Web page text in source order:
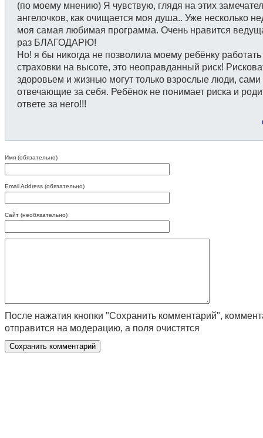
(по моему мнению) Я чувствую, глядя на этих
ангелочков, как очищается моя душа.. Уже несколько
моя самая любимая программа. Очень нравится
раз БЛАГОДАРЮ!
Но! я бы никогда не позволила моему ребёнку работать
страховки на высоте, это неоправданный риск!
здоровьем и жизнью могут только взрослые люди, сами
отвечающие за себя. Ребёнок не понимает риска и
ответе за него!!!
Имя (обязательно)
Email Address (обязательно)
Сайт (необязательно)
После нажатия кнопки "Сохранить комментарий",
отправится на модерацию, а поля очистятся